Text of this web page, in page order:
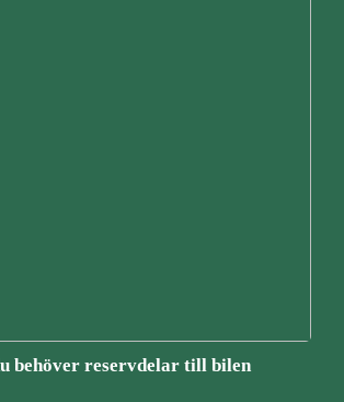
behöver reservdelar till bilen